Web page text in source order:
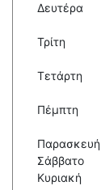
Δευτέρα
Τρίτη
Τετάρτη
Πέμπτη
Παρασκευή
Σάββατο
Κυριακή